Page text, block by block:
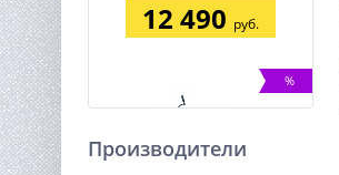
12 490 руб.
%
Производители